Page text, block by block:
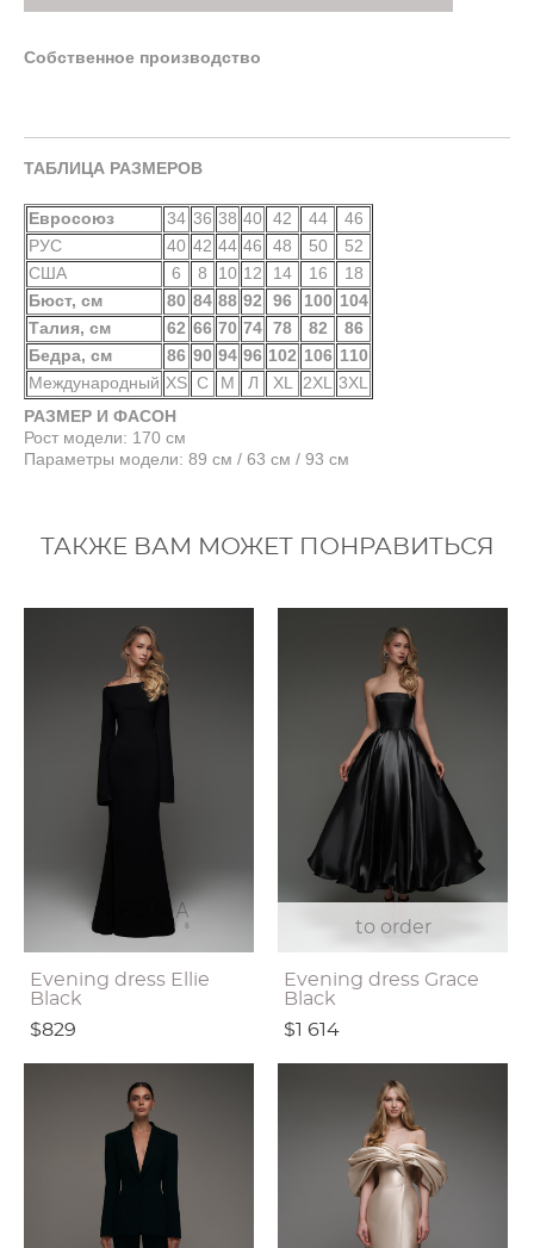
Собственное производство
ТАБЛИЦА РАЗМЕРОВ
Евросоюз 34 36 38 40 42 44
46
РУС
40 42 44 46 48 50
52
США
6 8 10 12 14 16
18
Бюст, см
80 84 88 92 96 100 104
Талия, см
62 66 70 74 78 82
86
Бедра, см
86 90 94 96 102 106 110
Международный XS С М Л XL 2XL 3XL
РАЗМЕР И ФАСОН
Рост модели: 170 см
Параметры модели: 89 см / 63 см / 93 см
ТАКЖЕ ВАМ МОЖЕТ ПОНРАВИТЬСЯ
Evening dress Ellie
Black
$829
to order
Evening dress Grace
Black
$1 614